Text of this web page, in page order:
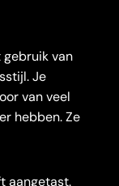
van
Je
van veel
hebben. Ze
aangetast.